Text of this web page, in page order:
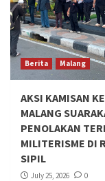
Berita Malang
AKSI KAMISAN
MALANG
PENOLAKAN
MILITERISME DI
SIPIL
July 25, 2026 0